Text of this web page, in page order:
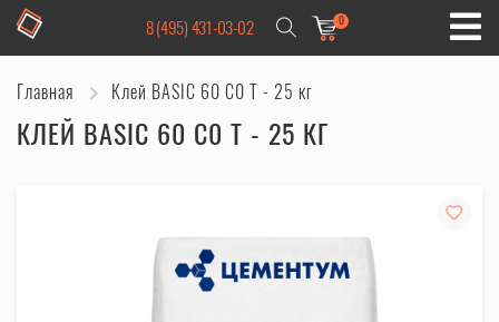
8 (495) 431-03-02 0
Главная Клей BASIC 60 C0 T - 25 кг
КЛЕЙ BASIC 60 C0 T - 25 КГ